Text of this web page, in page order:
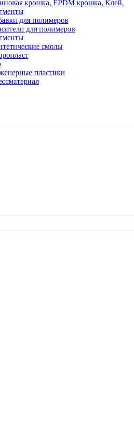
крошка, EPDM крошка, Клей,
для полимеров
для полимеров
смолы
пластики